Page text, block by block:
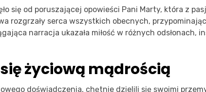
się od poruszającej opowieści Pani Marty, która z
rozgrzały serca wszystkich obecnych,
narracja ukazała miłość w różnych odsłonach,
życiową mądrością
doświadczenia, chętnie dzielili się swoimi